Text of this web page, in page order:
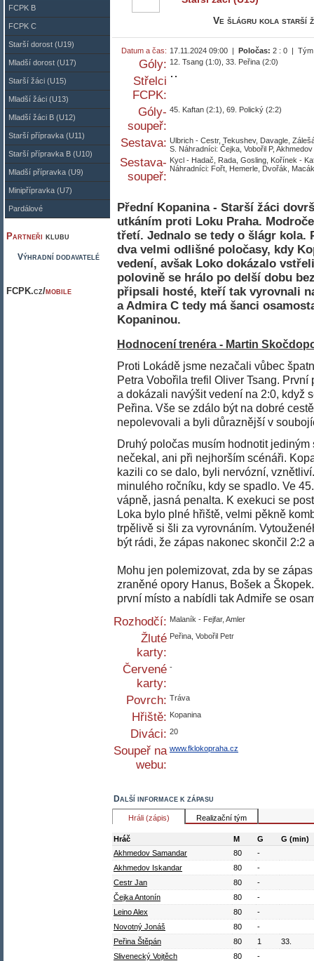
FCPK B
FCPK C
Starší dorost (U19)
Mladší dorost (U17)
Starší žáci (U15)
Mladší žáci (U13)
Mladší žáci B (U12)
Starší přípravka (U11)
Starší přípravka B (U10)
Mladší přípravka (U9)
Minipřípravka (U7)
Pardálové
Partneři klubu
Výhradní dodavatelé
FCPK.cz/mobile
Ve šlágru kola starší
Datum a čas: 17.11.2024 09:00 | Poločas: 2 : 0 |
Góly: 12. Tsang (1:0), 33. Peřina (2:0)
Střelci
FCPK:
Góly-
soupeř:
45. Kaftan (2:1), 69. Polický (2:2)
Sestava: Ulbrich - Cestr, Tekushev, Davagle,
S. Náhradníci: Čejka, Vobořil P,
Sestava-
soupeř:
Kycl - Hadač, Rada, Gosling, Kořínek -
Náhradníci: Fořt, Hemerle, Dvořák,
Přední Kopanina - Starší žáci
utkáním proti Loku Praha.
třetí. Jednalo se tedy o šlágr kola.
dva velmi odlišné poločasy, kdy
vedení, avšak Loko dokázalo
polovině se hrálo po delší dobu
připsali hosté, kteří tak vyrovnali
a Admira C tedy má šanci
Kopaninou.
Hodnocení trenéra - Martin
Proti Lokádě jsme nezačali vůbec
Petra Vobořila trefil Oliver Tsang.
a dokázali navýšit vedení na 2:0, když
Peřina. Vše se zdálo být na dobré
nepolevovali a byli důraznější v
Druhý poločas musím hodnotit
nečekal, ani při nejhorším scénáři.
kazili co se dalo, byli nervózní,
minulého ročníku, kdy se spadlo. Ve
vápně, jasná penalta. K exekuci se
Loka bylo plné hřiště, velmi pěkně
trpělivě si šli za vyrovnáním.
být rádi, že zápas nakonec skončil 2:2
Mohu jen polemizovat, zda by se
zraněné opory Hanus, Bošek a
první místo a nabídli tak Admiře se
Rozhodčí: Malaník - Fejfar, Amler
Žluté
karty:
Peřina, Vobořil Petr
Červené
karty:
-
Povrch: Tráva
Hřiště: Kopanina
Diváci: 20
Soupeř na
webu:
www.fklokopraha.cz
Další informace k zápasu
Hráli (zápis) Realizační tým
Hráč M G
G (min)
Akhmedov Samandar
80
-
Akhmedov Iskandar
80
-
Cestr Jan
80
-
Čejka Antonín
80
-
Leino Alex
80
-
Novotný Jonáš
80
-
Peřina Štěpán
80 1
33.
Slivenecký Vojtěch
80
-